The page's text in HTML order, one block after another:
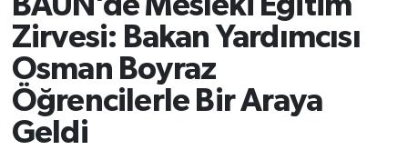
Zirvesi: Bakan Yardımcısı
Osman Boyraz
Öğrencilerle Bir Araya
Geldi
Bandırma
Bigadiç
BİYOGRAFİLER
Balıkesir Trafik Yoğunluk Haritası
Süper Lig Puan Durumu ve Fikstür
Tüm Manşetler